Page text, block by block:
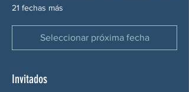
21 fechas más
Seleccionar próxima fecha
Invitados